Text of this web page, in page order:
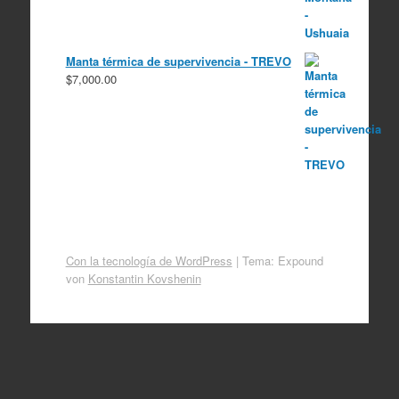
Manta térmica de supervivencia - TREVO
$7,000.00
Con la tecnología de WordPress | Tema: Expound
von Konstantin Kovshenin